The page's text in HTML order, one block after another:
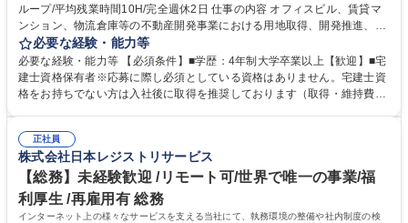
ループ/平均残業時間10H/完全週休2日 仕事の内容 オフィスビル、賃貸マ
ンション、物流倉庫等の不動産開発事業における用地取得、開発推進、賃
貸運営、売却、仲介・活用提案等を行う営業部門において事務業務を担当
いただきます。 【詳細】・契約書管理、契約書製本、捺印対応、ファイリ
ング、登記簿取得、調書取得・支払業務（各種費用支払、支払管理、請
求・支払データ登録、取引先マスター申請対応）・予算作成及び予実管
の他に担当頂く業務が発生する場合があります。 募集職種 【営業事務】
業務職/三井物産グループ/平均残業時間10H/完全週休2日
必要な経験・能力等
必要な経験・能力等 【必須条件】■学歴：4年制大学卒業以上【歓迎】■宅
建士資格保有者※応募に際し必須としている資格はありません。宅建士資
格をお持ちでない方は入社後に取得を推奨しております（取得・維持費用
ション力がある方。 ・チャレンジを厭わず、粘り強く業務に取り組める
方。多様な関係者と謙虚に信頼関係を構築でき、期限を意識したスケジュ
ール管理が出来る方。※将来的に他部署（営業部門、コーポレート部門）
へのジョブローテーションの可能性があります。 学歴・資格 学歴：大学
院 大学 語学力： 資格：宅地建物取引士
正社員
株式会社日本レジストリサービス
【総務】未経験歓迎 /リモート可/世界で唯一の事業/福
利厚生 /再雇用有 総務
インターネット上の様々なサービスを支える当社にて、執務環境の整備や社内制度の検